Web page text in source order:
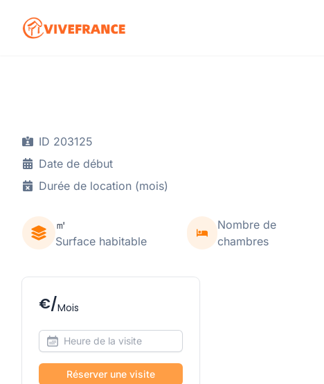
ID 203125
Date de début
Durée de location (mois)
㎡
Surface habitable
Nombre de
chambres
€/Mois
Réserver une visite